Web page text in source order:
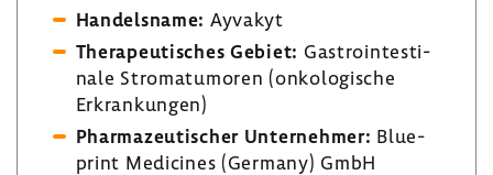
Handels­name: Ayvakyt
Thera­peu­ti­sches Gebiet: Gastro­in­testi­
nale Stroma­tu­moren (onko­lo­gi­sche
Erkran­kungen)
Phar­ma­zeu­ti­scher Unter­nehmer: Blue­
print Medi­cines (Germany) GmbH